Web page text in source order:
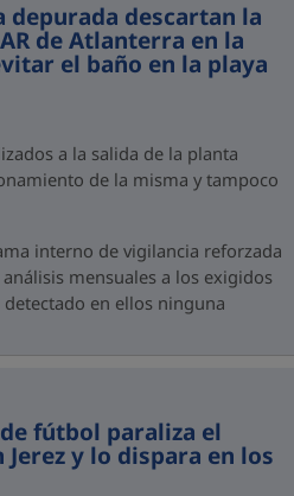
depurada descartan la
de Atlanterra en la
el baño en la playa
a la salida de la planta
de la misma y tampoco
interno de vigilancia reforzada
mensuales a los exigidos
en ellos ninguna
fútbol paraliza el
y lo dispara en los